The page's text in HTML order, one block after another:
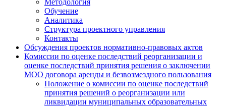
Методология
Обучение
Аналитика
Структура проектного управления
Контакты
Обсуждения проектов нормативно-правовых актов
Комиссии по оценке последствий реорганизации и
оценке последствий принятия решения о заключении
МОО договора аренды и безвозмездного пользования
Положение о комиссии по оценке последствий
принятия решений о реорганизации или
ликвидации муниципальных образовательных